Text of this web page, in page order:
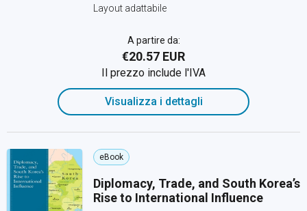
Layout adattabile
A partire da:
€20.57 EUR
Il prezzo include l'IVA
Visualizza i dettagli
eBook
Diplomacy, Trade, and South Korea’s
Rise to International Influence